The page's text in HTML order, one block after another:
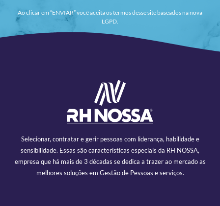
Ao clicar em “ENVIAR” você aceita os termos desse site baseados na nova
LGPD.
Selecionar, contratar e gerir pessoas com liderança, habilidade e
sensibilidade. Essas são características especiais da RH NOSSA,
empresa que há mais de 3 décadas se dedica a trazer ao mercado as
melhores soluções em Gestão de Pessoas e serviços.